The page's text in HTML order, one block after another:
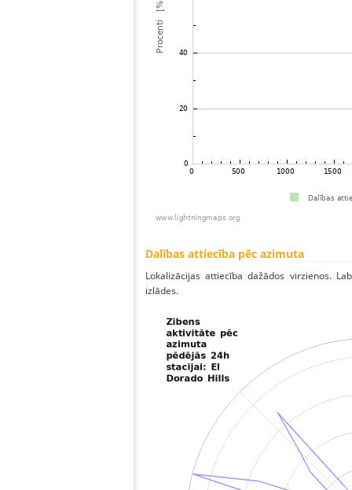
Dalības attiecība pēc azimuta
Lokalizācijas attiecība dažādos virzienos.
izlādes.